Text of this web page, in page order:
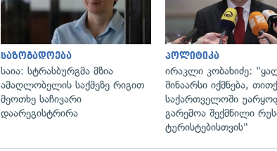
საზოგადოება
საია: სტრასბურგმა მზია
ამაღლობელის საქმეზე რიგით
მეოთხე საჩივარი
დაარეგისტრირა
პოლიტიკა
ირაკლი კობახიძე:
შინაარსი იქმნება,
საქართველოში
გარემოა შექმნილი
ტურისტებისთვის"